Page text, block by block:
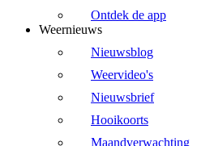
Ontdek de app
Weernieuws
Nieuwsblog
Weervideo's
Nieuwsbrief
Hooikoorts
Maandverwachting